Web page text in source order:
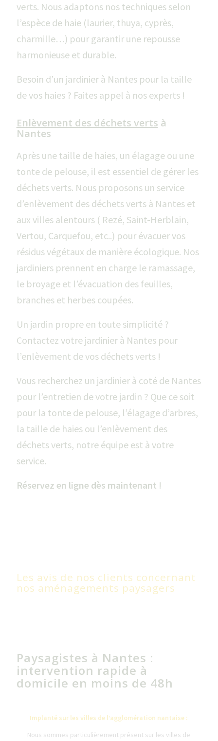
verts. Nous adaptons nos techniques selon
l’espèce de haie (laurier, thuya, cyprès,
charmille…) pour garantir une repousse
harmonieuse et durable.
Besoin d’un jardinier à Nantes pour la taille
de vos haies ? Faites appel à nos experts !
Enlèvement des déchets verts à
Nantes
Après une taille de haies, un élagage ou une
tonte de pelouse, il est essentiel de gérer les
déchets verts. Nous proposons un service
d’enlèvement des déchets verts à Nantes et
aux villes alentours ( Rezé, Saint-Herblain,
Vertou, Carquefou, etc..) pour évacuer vos
résidus végétaux de manière écologique. Nos
jardiniers prennent en charge le ramassage,
le broyage et l’évacuation des feuilles,
branches et herbes coupées.
Un jardin propre en toute simplicité ?
Contactez votre jardinier à Nantes pour
l’enlèvement de vos déchets verts !
Vous recherchez un jardinier à coté de Nantes
pour l’entretien de votre jardin ? Que ce soit
pour la tonte de pelouse, l’élagage d’arbres,
la taille de haies ou l’enlèvement des
déchets verts, notre équipe est à votre
service.
Réservez en ligne dès maintenant !
Les avis de nos clients concernant
nos aménagements paysagers
Paysagistes à Nantes :
intervention rapide à
domicile en moins de 48h
Implanté sur les villes de l’agglomération nantaise :
Nous sommes particulièrement présent sur les villes de